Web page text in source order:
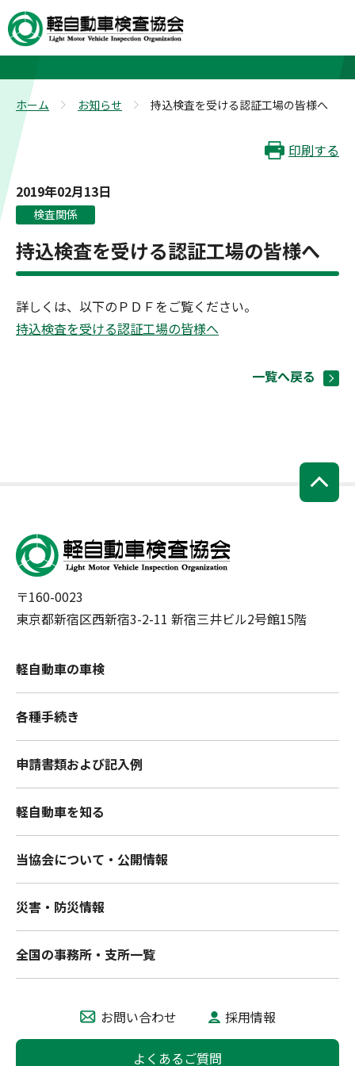
お知らせ
ホーム お知らせ 持込検査を受ける認証工場の皆様へ
印刷する
2019年02月13日
検査関係
持込検査を受ける認証工場の皆様へ
詳しくは、以下のＰＤＦをご覧ください。
持込検査を受ける認証工場の皆様へ
一覧へ戻る
〒160-0023
東京都新宿区西新宿3-2-11 新宿三井ビル2号館15階
軽自動車の車検
各種手続き
申請書類および記入例
軽自動車を知る
当協会について・公開情報
災害・防災情報
全国の事務所・支所一覧
お問い合わせ 採用情報
よくあるご質問